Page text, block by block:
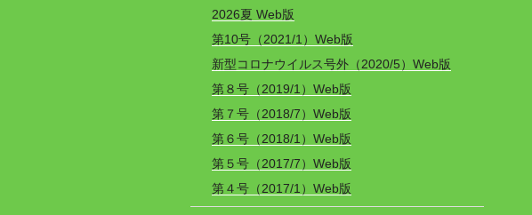
2026夏 Web版
第10号（2021/1）Web版
新型コロナウイルス号外（2020/5）Web版
第８号（2019/1）Web版
第７号（2018/7）Web版
第６号（2018/1）Web版
第５号（2017/7）Web版
第４号（2017/1）Web版